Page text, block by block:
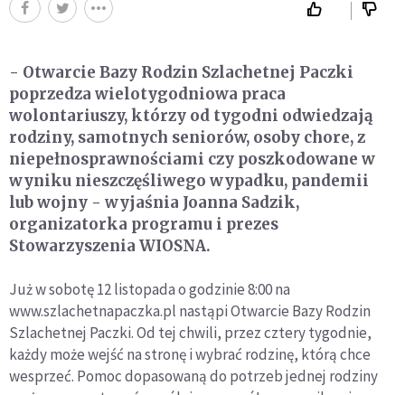
- Otwarcie Bazy Rodzin Szlachetnej Paczki
poprzedza wielotygodniowa praca
wolontariuszy, którzy od tygodni odwiedzają
rodziny, samotnych seniorów, osoby chore, z
niepełnosprawnościami czy poszkodowane w
wyniku nieszczęśliwego wypadku, pandemii
lub wojny - wyjaśnia Joanna Sadzik,
organizatorka programu i prezes
Stowarzyszenia WIOSNA.
Już w sobotę 12 listopada o godzinie 8:00 na
www.szlachetnapaczka.pl nastąpi Otwarcie Bazy Rodzin
Szlachetnej Paczki. Od tej chwili, przez cztery tygodnie,
każdy może wejść na stronę i wybrać rodzinę, którą chce
wesprzeć. Pomoc dopasowaną do potrzeb jednej rodziny